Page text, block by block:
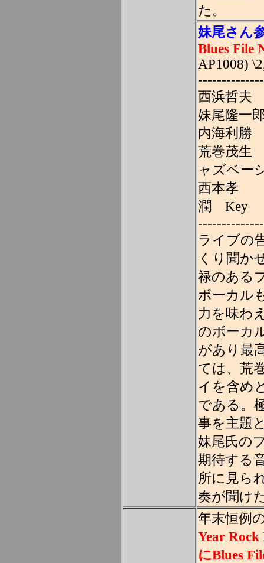
た。
妹尾さん
Blues File
AP1008)
西浜哲夫
妹尾隆一
内海利勝
荒巻茂生
ャズベー
西本孝
潤 Key
ライブの
くり聞か
禄のある
ボーカル
力を味わ
のボーカ
があり最
ては、荒
イを含め
である。
事を主題
妹尾氏の
期待する
所に見ら
奏が聞け
年末恒例
Year Rock
にBlues